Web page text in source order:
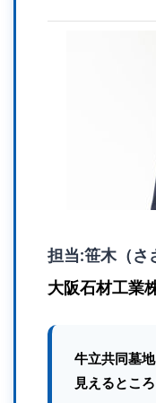
担当:笹木（さ
大阪石材工業
牛立共同墓
見えるとこ